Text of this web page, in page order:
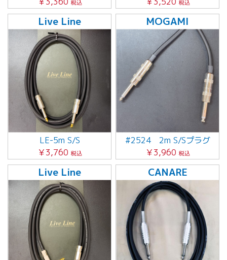
税込 税込
Live Line
LE-5m S/S
￥3,760 税込
MOGAMI
#2524 2m S/Sプラグ
￥3,960 税込
Live Line CANARE